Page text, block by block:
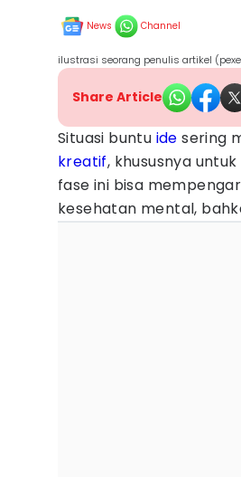
News Channel
ilustrasi seorang penulis artikel
Share Article
Situasi buntu ide sering
kreatif, khususnya
fase ini bisa
kesehatan mental,